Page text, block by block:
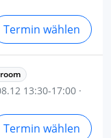
Termin wählen
13:30-17:00 ·
Termin wählen